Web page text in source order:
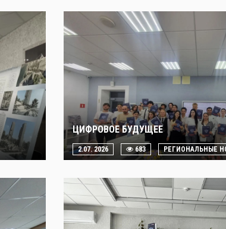
ЦИФРОВОЕ БУДУЩЕЕ
2.07. 2026 683 РЕГИОНАЛЬНЫЕ